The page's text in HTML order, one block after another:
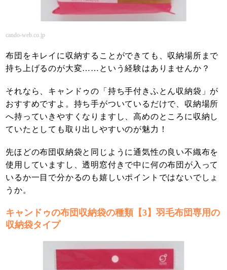
cando-web.co.jp
布団をキレイに収納することができても、収納場所まで
持ち上げるのが大変……という経験はありませんか？
それなら、キャンドゥの「持ち手付きふとん収納袋」が
おすすめですよ。持ち手がついているだけで、収納場所
へ持っていきやすくなりますし、高めのところに収納し
ていたとしても取り出しやすいのが魅力！
先ほどの布団収納袋と同じように通気性の良い不織布を
使用していますし、透明窓付きで中に何の布団が入って
いるか一目で分かるのも嬉しいポイントではないでしょ
うか。
キャンドゥの布団収納袋の種類【3】羽毛布団専用の
収納袋タイプ